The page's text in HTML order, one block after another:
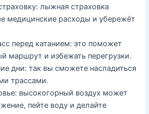
лыжная страховка
медицинские расходы и убережёт
перед катанием: это поможет
маршрут и избежать перегрузки.
дни: так вы сможете насладиться
трассами.
высокогорный воздух может
пейте воду и делайте